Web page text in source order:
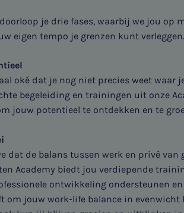
je drie fases, waarbij we jou op
eigen tempo je grenzen kunt verleggen.
oké dat je nog niet precies weet waar
begeleiding en trainingen uit onze
jouw potentieel te ontdekken en te
dat de balans tussen werk en privé van
Academy biedt jou verdiepende
ontwikkeling ondersteunen en
om jouw work-life balance in evenwicht